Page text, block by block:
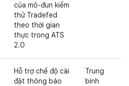
của mô-đun kiểm
thử Tradefed
theo thời gian
thực trong ATS
2.0
Hỗ trợ chế độ cài
đặt thông báo
Trung
bình